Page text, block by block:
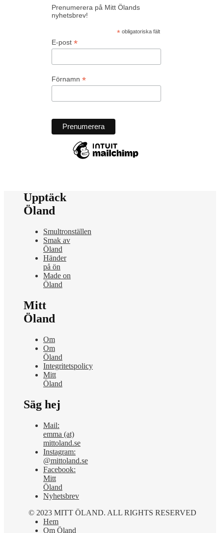
Prenumerera på Mitt Ölands
nyhetsbrev!
*obligatoriska fält
E-post *
Förnamn *
Upptäck
Öland
Smultronställen
Smak av
Öland
Händer
på ön
Made on
Öland
Mitt
Öland
Om
Om
Öland
Integritetspolicy
Mitt
Öland
Säg hej
Mail:
emma (at)
mittoland.se
Instagram:
@mittoland.se
Facebook:
Mitt
Öland
Nyhetsbrev
© 2023 MITT ÖLAND. ALL RIGHTS RESERVED
Hem
Om Öland